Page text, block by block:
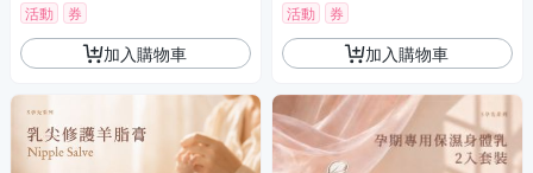
活動 券
加入購物車
活動 券
加入購物車